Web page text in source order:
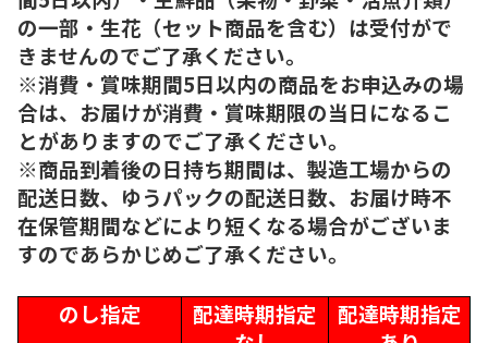
の一部・生花（セット商品を含む）は受付がで
きませんのでご了承ください。
※消費・賞味期間5日以内の商品をお申込みの場
合は、お届けが消費・賞味期限の当日になるこ
とがありますのでご了承ください。
※商品到着後の日持ち期間は、製造工場からの
配送日数、ゆうパックの配送日数、お届け時不
在保管期間などにより短くなる場合がございま
すのであらかじめご了承ください。
のし指定
配達時期指定
配達時期指定